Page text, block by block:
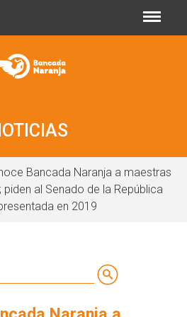
Bancada Naranja a maestras
al Senado de la República
en 2019